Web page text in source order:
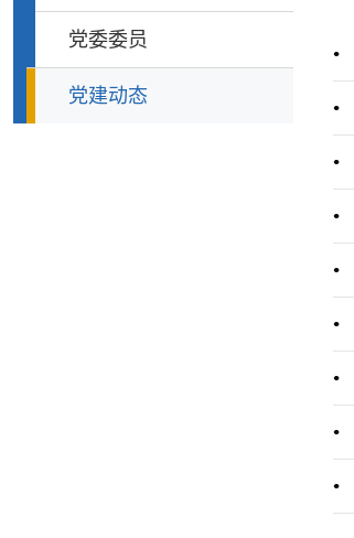
党委委员
党建动态